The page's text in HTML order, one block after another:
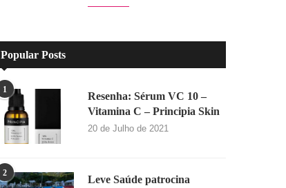
Popular Posts
1
Resenha: Sérum VC 10 –
Vitamina C – Principia Skin
20 de Julho de 2021
2
Leve Saúde patrocina